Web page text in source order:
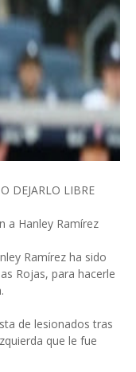
DEJARLO LIBRE
a Hanley Ramírez
Ramírez ha sido
Rojas, para hacerle
de lesionados tras
que le fue